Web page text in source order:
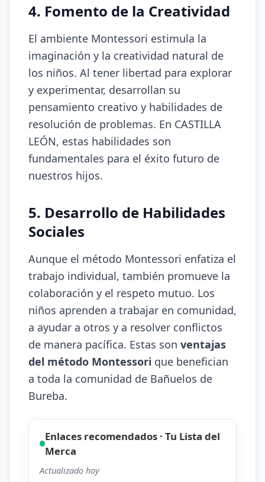
4. Fomento de la Creatividad
El ambiente Montessori estimula la
imaginación y la creatividad natural de
los niños. Al tener libertad para explorar
y experimentar, desarrollan su
pensamiento creativo y habilidades de
resolución de problemas. En CASTILLA
LEÓN, estas habilidades son
fundamentales para el éxito futuro de
nuestros hijos.
5. Desarrollo de Habilidades
Sociales
Aunque el método Montessori enfatiza el
trabajo individual, también promueve la
colaboración y el respeto mutuo. Los
niños aprenden a trabajar en comunidad,
a ayudar a otros y a resolver conflictos
de manera pacífica. Estas son ventajas
del método Montessori que benefician
a toda la comunidad de Bañuelos de
Bureba.
Enlaces recomendados · Tu Lista del
Merca
Actualizado hoy